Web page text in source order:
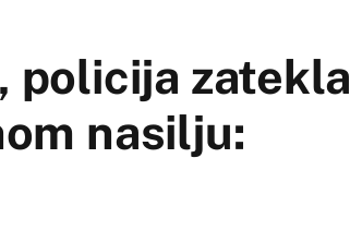
policija zatekla
nasilju: